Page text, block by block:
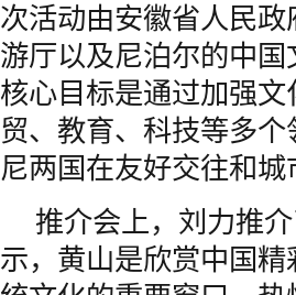
次活动由安徽省人民
游厅以及尼泊尔的中
核心目标是通过加强
贸、教育、科技等多
尼两国在友好交往和
推介会上，刘力推
示，黄山是欣赏中国